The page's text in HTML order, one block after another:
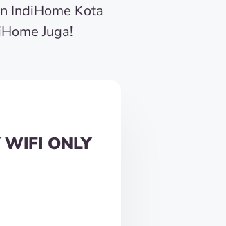
IndiHome Kota
Juga!
ONLY